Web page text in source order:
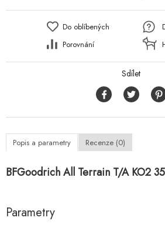
Do oblíbených
Porovnání
Sdílet
Popis a parametry Recenze (0)
BFGoodrich All Terrain T/A KO2
Parametry